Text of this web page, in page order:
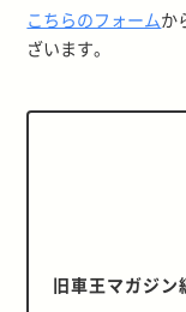
こちらのフォームか
ざいます。
旧車王マガジン